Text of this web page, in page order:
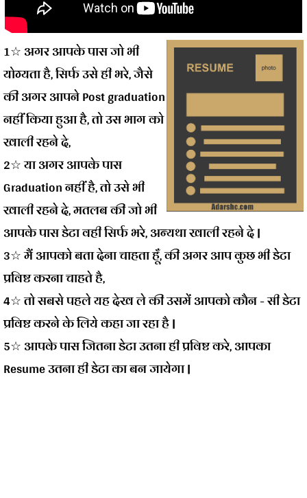
1☆ अगर आपके पास जो भी
योग्यता है, सिर्फ उसे ही भरे, जैसे
की अगर आपनेPost graduation
नहीं किया हुआ है, तो उस भाग को
खाली रहने दे,
2☆ या अगर आपके पास
Graduationनहीं है, तो उसे भी
खाली रहने दे, मतलब की जो भी
आपके पास डेटा वही सिर्फ भरे, अन्यथा खाली रहने दे |
3☆ मैं आपको बता देना चाहता हूँ, की अगर आप कुछ भी डेटा
प्रविष्ट करना चाहते है,
4☆ तो सबसे पहले यह देख ले की उसमें आपको कौन - सी डेटा
प्रविष्ट करने के लिये कहा जा रहा है |
5☆ आपके पास जितना डेटा उतना ही प्रविष्ट करे, आपका
Resumeउतना ही डेटा का बन जायेगा |